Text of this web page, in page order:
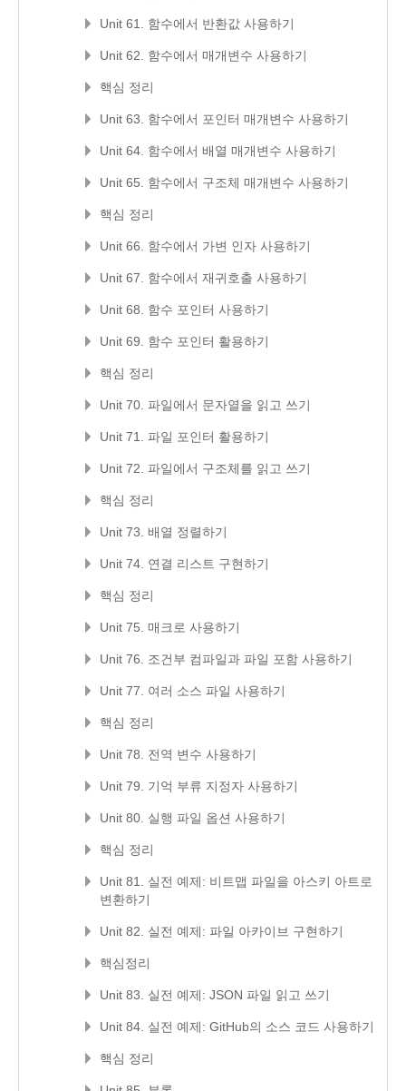
Unit 61. 함수에서 반환값 사용하기
Unit 62. 함수에서 매개변수 사용하기
핵심 정리
Unit 63. 함수에서 포인터 매개변수 사용하기
Unit 64. 함수에서 배열 매개변수 사용하기
Unit 65. 함수에서 구조체 매개변수 사용하기
핵심 정리
Unit 66. 함수에서 가변 인자 사용하기
Unit 67. 함수에서 재귀호출 사용하기
Unit 68. 함수 포인터 사용하기
Unit 69. 함수 포인터 활용하기
핵심 정리
Unit 70. 파일에서 문자열을 읽고 쓰기
Unit 71. 파일 포인터 활용하기
Unit 72. 파일에서 구조체를 읽고 쓰기
핵심 정리
Unit 73. 배열 정렬하기
Unit 74. 연결 리스트 구현하기
핵심 정리
Unit 75. 매크로 사용하기
Unit 76. 조건부 컴파일과 파일 포함 사용하기
Unit 77. 여러 소스 파일 사용하기
핵심 정리
Unit 78. 전역 변수 사용하기
Unit 79. 기억 부류 지정자 사용하기
Unit 80. 실행 파일 옵션 사용하기
핵심 정리
Unit 81. 실전 예제: 비트맵 파일을 아스키 아트로
변환하기
Unit 82. 실전 예제: 파일 아카이브 구현하기
핵심정리
Unit 83. 실전 예제: JSON 파일 읽고 쓰기
Unit 84. 실전 예제: GitHub의 소스 코드 사용하기
핵심 정리